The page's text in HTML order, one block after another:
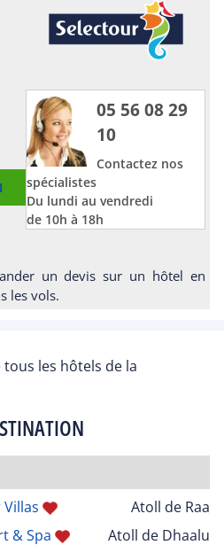
05 56 08 29
10
Contactez nos
spécialistes
Du lundi au vendredi
de 10h à 18h
un devis sur un hôtel en
les vols.
les hôtels de la
Atoll de Raa
& Spa
Atoll de Dhaalu